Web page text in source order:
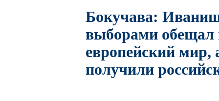
Бокучава:
выборами обещал
европейский мир,
получили